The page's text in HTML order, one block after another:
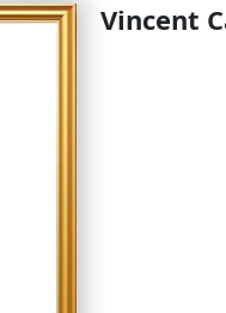
Vincent